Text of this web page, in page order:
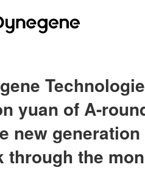
yuan of A-
new
through the